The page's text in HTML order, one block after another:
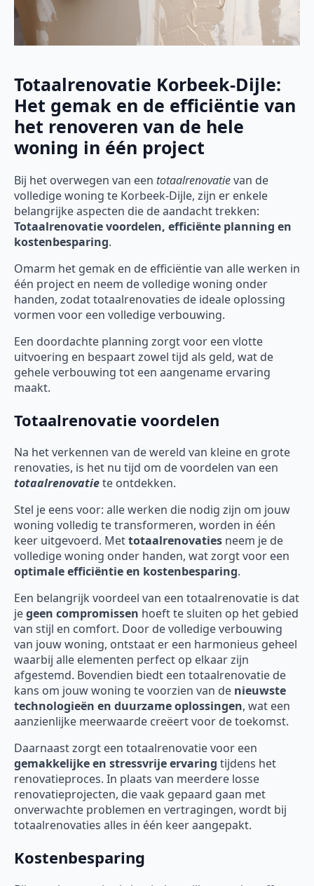
Totaalrenovatie Korbeek-Dijle:
Het gemak en de efficiëntie van
het renoveren van de hele
woning in één project
Bij het overwegen van een totaalrenovatievan de
volledige woning te Korbeek-Dijle, zijn er enkele
belangrijke aspecten die de aandacht trekken:
Totaalrenovatie voordelen, efficiënte planning en
kostenbesparing.
Omarm het gemak en de efficiëntie van alle werken in
één project en neem de volledige woning onder
handen, zodat totaalrenovaties de ideale oplossing
vormen voor een volledige verbouwing.
Een doordachte planning zorgt voor een vlotte
uitvoering en bespaart zowel tijd als geld, wat de
gehele verbouwing tot een aangename ervaring
maakt.
Totaalrenovatie voordelen
Na het verkennen van de wereld van kleine en grote
renovaties, is het nu tijd om de voordelen van een
totaalrenovatiete ontdekken.
Stel je eens voor: alle werken die nodig zijn om jouw
woning volledig te transformeren, worden in één
keer uitgevoerd. Mettotaalrenovaties neem je de
volledige woning onder handen, wat zorgt voor een
optimale efficiëntie en kostenbesparing.
Een belangrijk voordeel van een totaalrenovatie is dat
jegeen compromissen hoeft te sluiten op het gebied
van stijl en comfort. Door de volledige verbouwing
van jouw woning, ontstaat er een harmonieus geheel
waarbij alle elementen perfect op elkaar zijn
afgestemd. Bovendien biedt een totaalrenovatie de
kans om jouw woning te voorzien van de nieuwste
technologieën en duurzame oplossingen, wat een
aanzienlijke meerwaarde creëert voor de toekomst.
Daarnaast zorgt een totaalrenovatie voor een
gemakkelijke en stressvrije ervaring tijdens het
renovatieproces. In plaats van meerdere losse
renovatieprojecten, die vaak gepaard gaan met
onverwachte problemen en vertragingen, wordt bij
totaalrenovaties alles in één keer aangepakt.
Kostenbesparing